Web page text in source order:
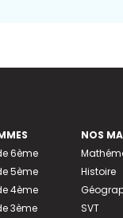
6ème
5ème
4ème
3ème
NOS
Histoire
SVT